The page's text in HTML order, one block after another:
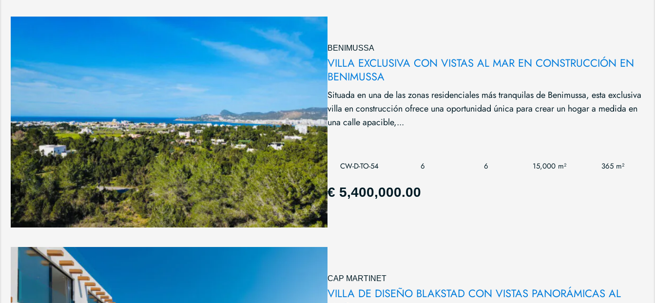
BENIMUSSA
VILLA EXCLUSIVA CON VISTAS AL MAR EN CONSTRUCCIÓN EN
BENIMUSSA
Situada en una de las zonas residenciales más tranquilas de Benimussa, esta exclusiva
villa en construcción ofrece una oportunidad única para crear un hogar a medida en
una calle apacible,...
CW-D-TO-54 6 6 15,000 m² 365 m²
€ 5,400,000.00
CAP MARTINET
VILLA DE DISEÑO BLAKSTAD CON VISTAS PANORÁMICAS AL